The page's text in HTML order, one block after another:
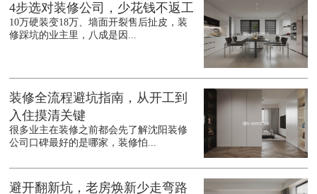
4步选对装修公司，少花钱不返工
10万硬装变18万、墙面开裂售后扯皮，装
修踩坑的业主里，八成是因...
装修全流程避坑指南，从开工到
入住摸清关键
很多业主在装修之前都会先了解沈阳装修
公司口碑最好的是哪家，装修怕...
避开翻新坑，老房焕新少走弯路